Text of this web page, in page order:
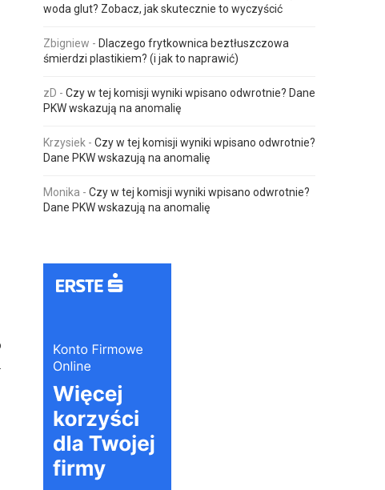
woda glut? Zobacz, jak skutecznie to wyczyścić
Zbigniew - Dlaczego frytkownica beztłuszczowa
śmierdzi plastikiem? (i jak to naprawić)
zD - Czy w tej komisji wyniki wpisano odwrotnie? Dane
PKW wskazują na anomalię
Krzysiek - Czy w tej komisji wyniki wpisano odwrotnie?
Dane PKW wskazują na anomalię
Monika - Czy w tej komisji wyniki wpisano odwrotnie?
Dane PKW wskazują na anomalię